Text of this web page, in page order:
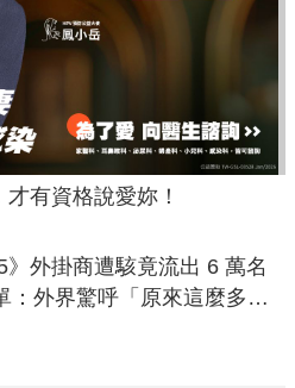
有資格說愛妳！
5》外掛商遭駭竟流出 6 萬名
：外界驚呼「原來這麼多人